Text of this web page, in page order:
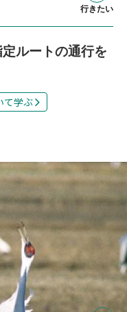
行きたい
ルートの通行を
て学ぶ